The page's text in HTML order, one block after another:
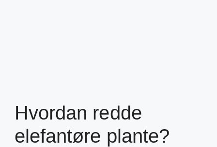
Hvordan redde
elefantøre plante?